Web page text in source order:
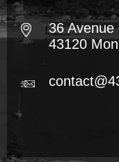
36 Avenue
43120